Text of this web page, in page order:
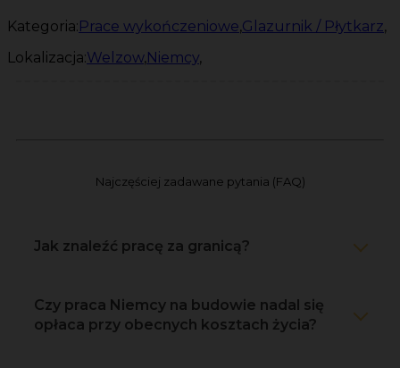
Kategoria:Prace wykończeniowe,Glazurnik / Płytkarz,
Lokalizacja:Welzow,Niemcy,
Najczęściej zadawane pytania (FAQ)
Jak znaleźć pracę za granicą?
Czy praca Niemcy na budowie nadal się
opłaca przy obecnych kosztach życia?